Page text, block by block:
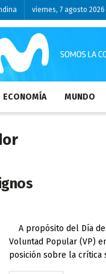
viernes, 7 agosto 2026
ECONOMÍA MUNDO
A propósito del Día
Voluntad Popular (VP)
posición sobre la crítica